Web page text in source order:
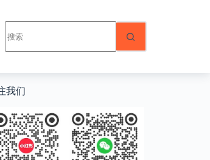
结
果
我们